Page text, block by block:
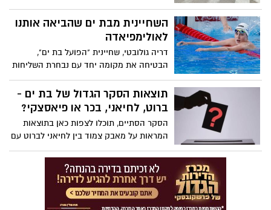
(ראשון) מרכב ברחוב דניאל פינת פרלשטיין
בבת ים.
השחיינית מבת ים שהביאה אותנו
לאולימפיאדה
דריה גולובטי, שחיינית "הפועל בת ים",
הבטיחה את מקומה יחד עם נבחרת השליחות
של ישראל, במשחקים האולימפיים בפריז.
תוצאות הסקר הגדול של בת ים -
ברוט, לחיאני, בכר או פיאסצקי?
הסקר הסתיים, תוכלו לצפות כאן בתוצאות
המראות על מאבק צמוד בין לחיאני לברוט עם
יתרון ללחיאני.